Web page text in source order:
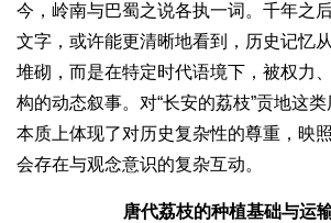
今，岭南与巴蜀之说各执一词。千年之
文字，或许能更清晰地看到，历史记忆
堆砌，而是在特定时代语境下，被权力
构的动态叙事。对“长安的荔枝”贡地这类
本质上体现了对历史复杂性的尊重，映
会存在与观念意识的复杂互动。
唐代荔枝的种植基础与运